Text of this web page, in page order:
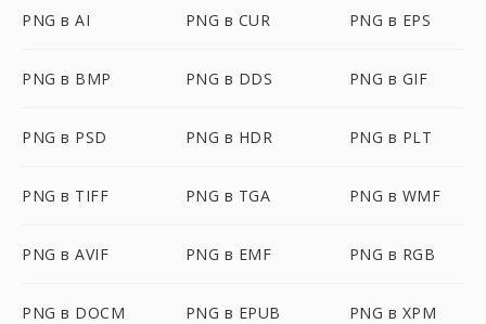
PNG в AI PNG в CUR PNG в EPS
PNG в BMP PNG в DDS PNG в GIF
PNG в PSD PNG в HDR PNG в PLT
PNG в TIFF PNG в TGA PNG в WMF
PNG в AVIF PNG в EMF PNG в RGB
PNG в DOCM PNG в EPUB PNG в XPM